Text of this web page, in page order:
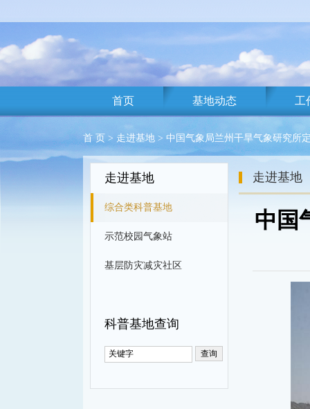
首页 基地动态 工
首 页 > 走进基地 > 中国气象局兰州干旱气象研究所
走进基地
综合类科普基地
示范校园气象站
基层防灾减灾社区
科普基地查询
走进基地
中国